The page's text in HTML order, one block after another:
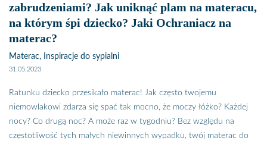
zabrudzeniami? Jak uniknąć plam na materacu,
na którym śpi dziecko? Jaki Ochraniacz na
materac?
Materac, Inspiracje do sypialni
31.05.2023
Ratunku dziecko przesikało materac! Jak często twojemu
niemowlakowi zdarza się spać tak mocno, że moczy łóżko? Każdej
nocy? Co drugą noc? A może raz w tygodniu? Bez względu na
częstotliwość tych małych niewinnych wypadku, twój materac do